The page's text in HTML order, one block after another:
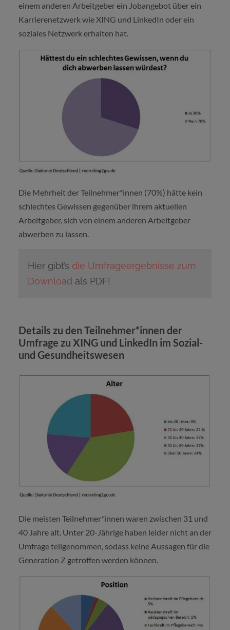
einem anderen Arbeitgeber ein Jobangebot über ein
Karrierenetzwerk wie XING und LinkedIn oder ein
soziales Netzwerk erhalten hat.
Die Mehrheit der Teilnehmer*innen (70%) hätte kein
schlechtes Gewissen gegenüber ihrem aktuellen
Arbeitgeber, sich von einem anderen Arbeitgeber
abwerben zu lassen.
Hier gibt’s die Umfrageergebnisse zum
Download als PDF!
Details zu den Teilnehmer*innen der
Umfrage zu XING und LinkedIn im Sozial-
und Gesundheitswesen
Die meisten Teilnehmer*innen waren zwischen 31 und
40 Jahre alt. Unter 20-Jährige haben leider nicht an der
Umfrage teilgenommen, sodass keine Aussagen für die
Generation Z getroffen werden können.